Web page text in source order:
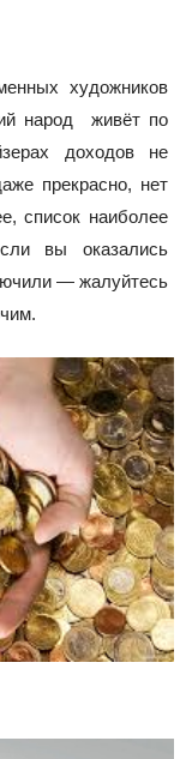
художников
народ живёт по
доходов не
прекрасно, нет
список наиболее
вы оказались
— жалуйтесь